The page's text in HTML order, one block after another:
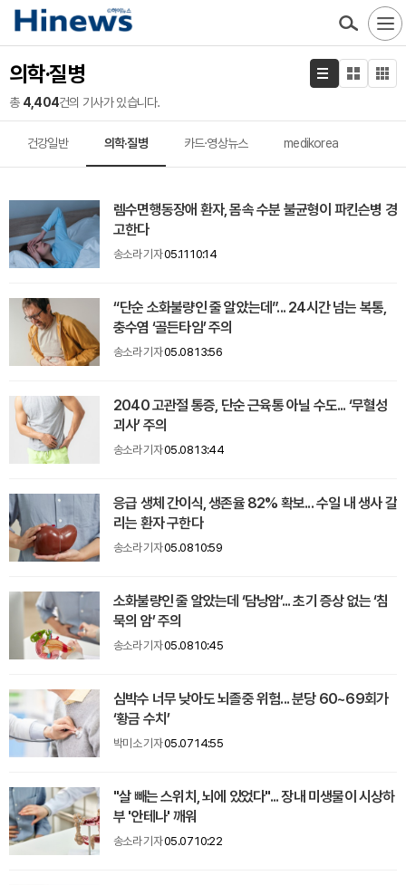
의학·질병
총 4,404건의 기사가 있습니다.
건강일반 의학·질병 카드·영상뉴스 medikorea
렘수면행동장애 환자, 몸속 수분 불균형이 파킨슨병 경
고한다
송소라 기자05.11 10:14
“단순 소화불량인 줄 알았는데”... 24시간 넘는 복통,
충수염 ‘골든타임’ 주의
송소라 기자05.08 13:56
2040 고관절 통증, 단순 근육통 아닐 수도... ‘무혈성
괴사’ 주의
송소라 기자05.08 13:44
응급 생체 간이식, 생존율 82% 확보... 수일 내 생사 갈
리는 환자 구한다
송소라 기자05.08 10:59
소화불량인 줄 알았는데 ‘담낭암’... 초기 증상 없는 ‘침
묵의 암’ 주의
송소라 기자05.08 10:45
심박수 너무 낮아도 뇌졸중 위험... 분당 60~69회가
‘황금 수치’
박미소 기자05.07 14:55
"살 빼는 스위치, 뇌에 있었다"... 장내 미생물이 시상하
부 '안테나' 깨워
송소라 기자05.07 10:22